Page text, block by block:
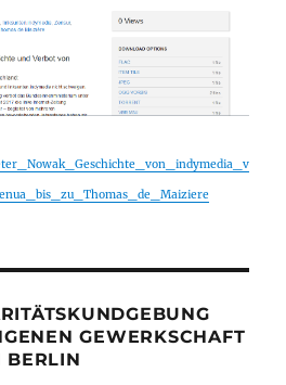
GEWERKSCHAFT
BERLIN